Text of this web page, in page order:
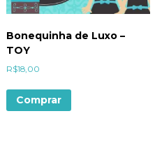
Bonequinha de Luxo –
TOY
R$18,00
Comprar